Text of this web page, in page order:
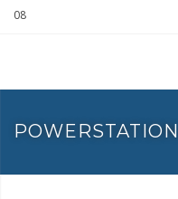
08
POWERSTATION